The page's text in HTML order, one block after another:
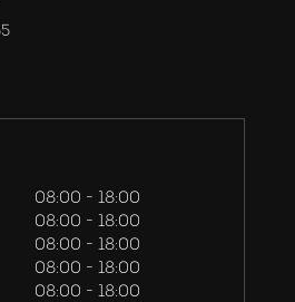
08:00 - 18:00
08:00 - 18:00
08:00 - 18:00
08:00 - 18:00
08:00 - 18:00